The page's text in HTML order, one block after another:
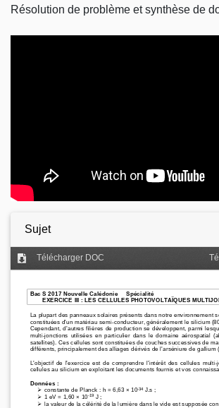
Résolution de problème et synthèse de
Sujet